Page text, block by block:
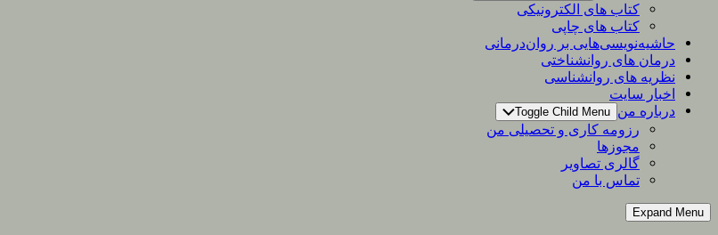
کتاب های الکترونیکی
کتاب های چاپی
حاشیه‌نویسی‌هایی بر روان‌درمانی
درمان های روانشناختی
نظریه های روانشناسی
اخبار سایت
درباره من Toggle Child Menu
رزومه کاری و تحصیلی من
مجوزها
گالری تصاویر
تماس با من
Expand Menu